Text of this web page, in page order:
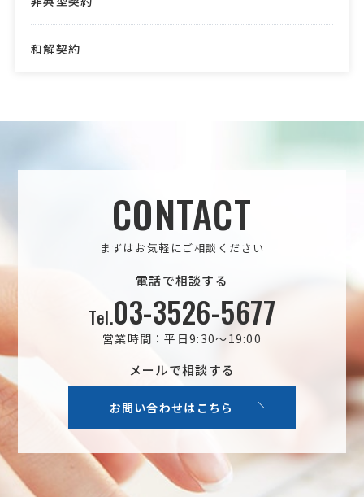
和解契約
CONTACT
まずはお気軽にご相談ください
電話で相談する
Tel.03-3526-5677
営業時間：平日9:30～19:00
メールで相談する
お問い合わせはこちら